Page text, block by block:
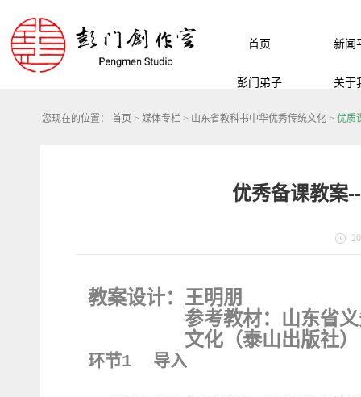
首页 新闻
彭门弟子 关于
您现在的位置： 首页 > 媒体专栏 > 山东省教科书中华优秀传统文化 > 优质
优秀备课教案
教案设计：王明朋
参考教材： 山东省
文化（泰山出版社）
环节1 导入